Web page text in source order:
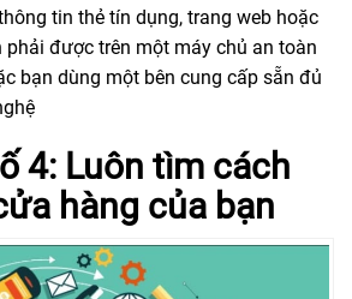
tin thẻ tín dụng, trang web hoặc
phải được trên một máy chủ an toàn
bạn dùng một bên cung cấp sẵn đủ
4: Luôn tìm cách
hàng của bạn